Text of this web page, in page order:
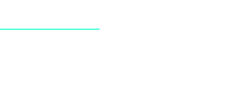
Produção